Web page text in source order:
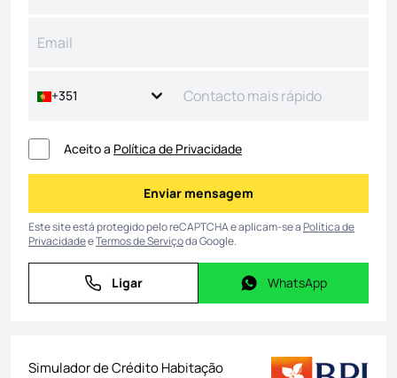
+351
Aceito a Política de Privacidade
Enviar mensagem
Enviar mensagem
Este site está protegido pelo reCAPTCHA e aplicam-se aPolítica de
PrivacidadeeTermos de Serviçoda Google.
Ligar
Ligar WhatsApp
WhatsApp
Simulador de Crédito Habitação